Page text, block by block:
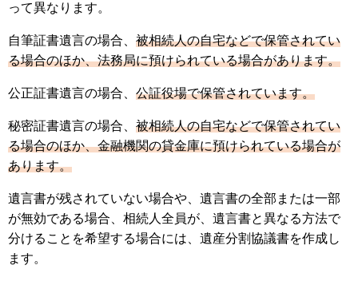
って異なります。
自筆証書遺言の場合、 被相続人の自宅などで保管されてい
る場合のほか、法務局に預けられている場合があります。
公正証書遺言の場合、 公証役場で保管されています。
秘密証書遺言の場合、 被相続人の自宅などで保管されてい
る場合のほか、金融機関の貸金庫に預けられている場合が
あります。
遺言書が残されていない場合や、遺言書の全部または一部
が無効である場合、相続人全員が、遺言書と異なる方法で
分けることを希望する場合には、遺産分割協議書を作成し
ます。